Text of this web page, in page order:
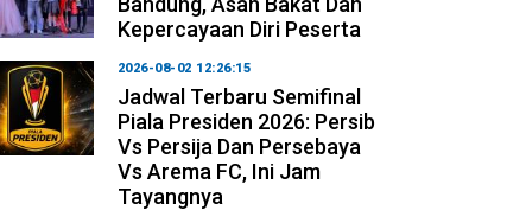
Kepercayaan Diri Peserta
2026-08-02 12:26:15
Jadwal Terbaru Semifinal
Piala Presiden 2026: Persib
Vs Persija Dan Persebaya
Vs Arema FC, Ini Jam
Tayangnya